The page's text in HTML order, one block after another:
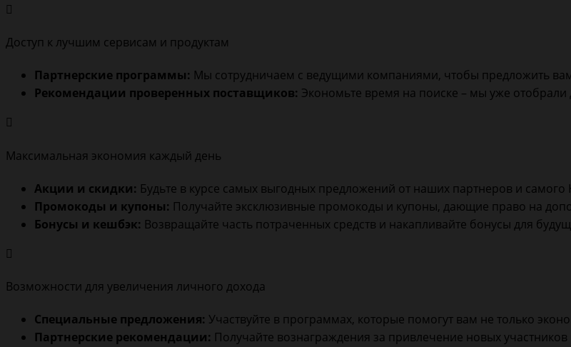
Доступ к лучшим сервисам и продуктам
Партнерские программы: Мы сотрудничаем с ведущими компаниями, чтобы предложить
Рекомендации проверенных поставщиков: Экономьте время на поиске – мы уже
Максимальная экономия каждый день
Акции и скидки: Будьте в курсе самых выгодных предложений от наших партнеров и самого
Промокоды и купоны: Получайте эксклюзивные промокоды и купоны, дающие право на
Бонусы и кешбэк: Возвращайте часть потраченных средств и накапливайте бонусы для
Возможности для увеличения личного дохода
Специальные предложения: Участвуйте в программах, которые помогут вам не только
Партнерские рекомендации: Получайте вознаграждения за привлечение новых